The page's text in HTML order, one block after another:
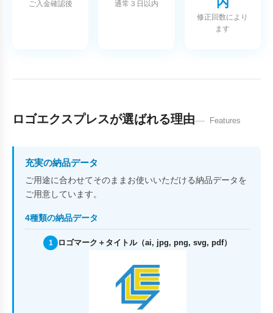
ご入金確認後 通常３日以内
修正回数により
ます
ロゴエクスプレスが選ばれる理由 Features
充実の納品データ
ご用途に合わせてそのままお使いいただける納品データを
ご用意しています。
4種類の納品データ
1 ロゴマーク＋タイトル（ai, jpg, png, svg, pdf）